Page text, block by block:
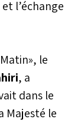
l’échange
le
, a
dans le
Majesté le